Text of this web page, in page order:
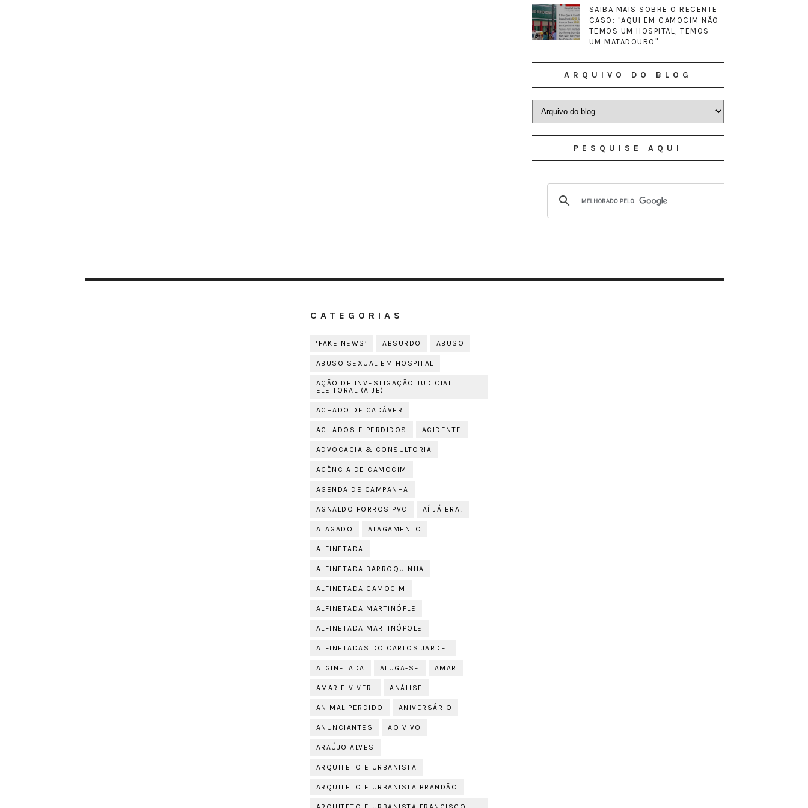
SAIBA MAIS SOBRE O RECENTE
CASO: "AQUI EM CAMOCIM NÃO
TEMOS UM HOSPITAL, TEMOS
UM MATADOURO"
ARQUIVO DO BLOG
PESQUISE AQUI
CATEGORIAS
‘FAKE NEWS’ ABSURDO ABUSO
ABUSO SEXUAL EM HOSPITAL
AÇÃO DE INVESTIGAÇÃO JUDICIAL
ELEITORAL (AIJE)
ACHADO DE CADÁVER
ACHADOS E PERDIDOS ACIDENTE
ADVOCACIA & CONSULTORIA
AGÊNCIA DE CAMOCIM
AGENDA DE CAMPANHA
AGNALDO FORROS PVC AÍ JÁ ERA!
ALAGADO ALAGAMENTO
ALFINETADA
ALFINETADA BARROQUINHA
ALFINETADA CAMOCIM
ALFINETADA MARTINÓPLE
ALFINETADA MARTINÓPOLE
ALFINETADAS DO CARLOS JARDEL
ALGINETADA ALUGA-SE AMAR
AMAR E VIVER! ANÁLISE
ANIMAL PERDIDO ANIVERSÁRIO
ANUNCIANTES AO VIVO
ARAÚJO ALVES
ARQUITETO E URBANISTA
ARQUITETO E URBANISTA BRANDÃO